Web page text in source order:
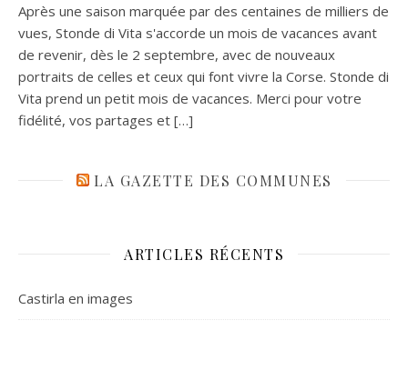
Après une saison marquée par des centaines de milliers de
vues, Stonde di Vita s'accorde un mois de vacances avant
de revenir, dès le 2 septembre, avec de nouveaux
portraits de celles et ceux qui font vivre la Corse. Stonde di
Vita prend un petit mois de vacances. Merci pour votre
fidélité, vos partages et […]
LA GAZETTE DES COMMUNES
ARTICLES RÉCENTS
Castirla en images